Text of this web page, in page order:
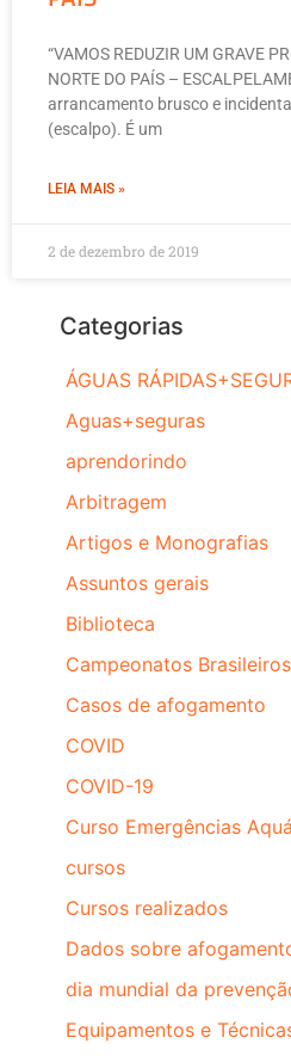
“VAMOS REDUZIR UM GRAVE
NORTE DO PAÍS –
arrancamento brusco e
(escalpo). É um
LEIA MAIS »
2 de dezembro de 2019
Categorias
ÁGUAS
Aguas+seguras
aprendorindo
Arbitragem
Artigos e Monografias
Assuntos gerais
Biblioteca
Campeonatos
Casos de afogamento
COVID
COVID-19
Curso Emergências
cursos
Cursos realizados
Dados sobre
dia mundial da
Equipamentos e